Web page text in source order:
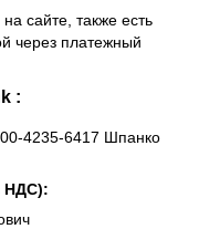
сайте, также есть
через платежный
:
4235-6417 Шпанко
НДС):